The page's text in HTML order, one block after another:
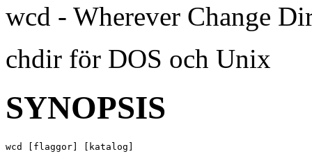
wcd - Wherever Change
chdir för DOS och Unix
SYNOPSIS
wcd [flaggor] [katalog]